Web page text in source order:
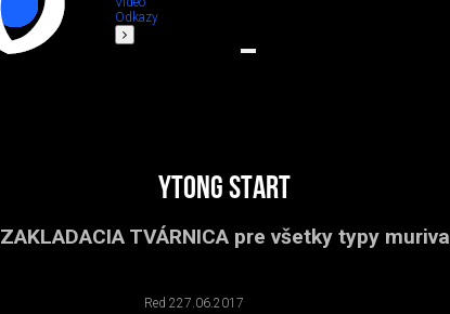
Odkazy
YTONG START
ZAKLADACIA TVÁRNICA pre všetky typy muriva
Red 227.06.2017